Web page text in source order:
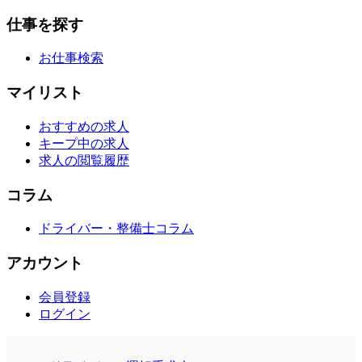
仕事を探す
お仕事検索
マイリスト
おすすめの求人
キープ中の求人
求人の閲覧履歴
コラム
ドライバー・整備士コラム
アカウント
会員登録
ログイン